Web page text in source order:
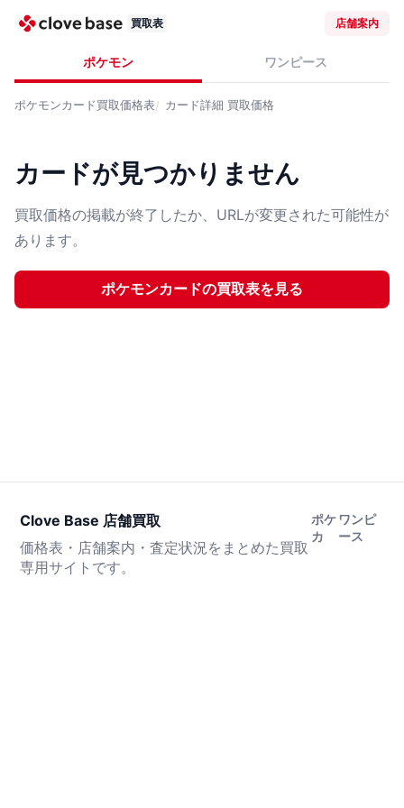
買取表 店舗案内
ポケモン ワンピース
ポケモンカード買取価格表 カード詳細 買取価格
カードが見つかりません
買取価格の掲載が終了したか、URLが変更された可能性が
あります。
ポケモンカードの買取表を見る
Clove Base 店舗買取
価格表・店舗案内・査定状況をまとめた買取
専用サイトです。
ポケ
カ
ワンピ
ース